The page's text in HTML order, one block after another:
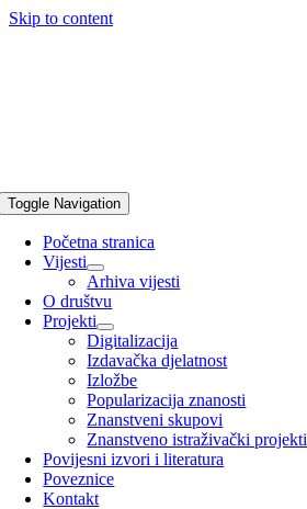
Skip to content
Toggle Navigation
Početna stranica
Vijesti
Arhiva vijesti
O društvu
Projekti
Digitalizacija
Izdavačka djelatnost
Izložbe
Popularizacija znanosti
Znanstveni skupovi
Znanstveno istraživački projekti
Povijesni izvori i literatura
Poveznice
Kontakt